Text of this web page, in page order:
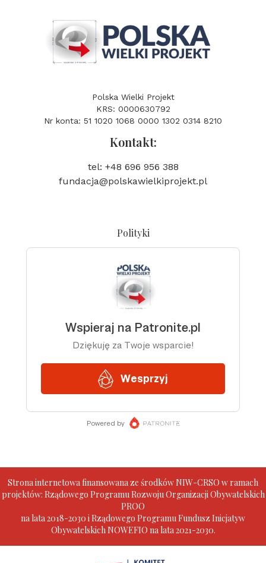
Polska Wielki Projekt
KRS: 0000630792
Nr konta: 51 1020 1068 0000 1302 0314 8210
Kontakt:
tel: +48 696 956 388
fundacja@polskawielkiprojekt.pl
Polityki
Strona internetowa finansowana ze środków NIW-CRSO w ramach
projektów: Rządowego Programu Rozwoju Organizacji Obywatelskich
PROO
na lata 2018-2030 i Rządowego Programu Fundusz Inicjatyw
Obywatelskich NOWEFIO na lata 2021-2030.